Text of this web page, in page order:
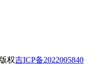
权吉ICP备2022005840